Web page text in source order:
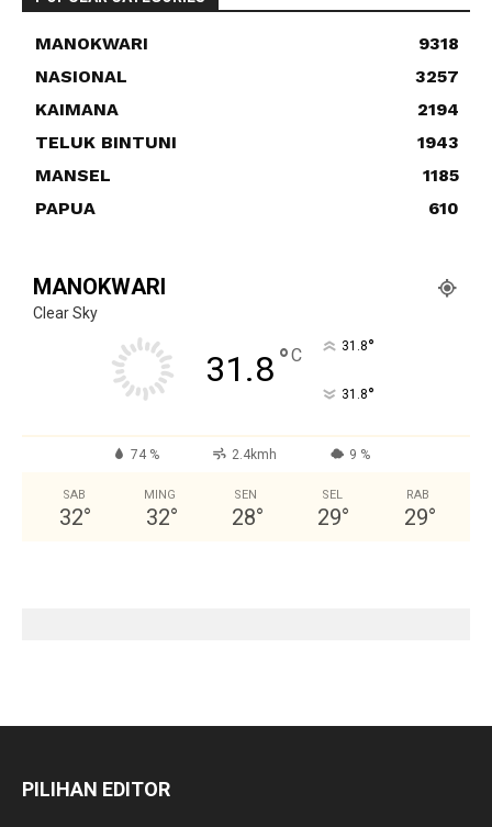
MANOKWARI
9318
NASIONAL
3257
KAIMANA
2194
TELUK BINTUNI
1943
MANSEL
1185
PAPUA
610
MANOKWARI
Clear Sky
31.8°C 31.8°
31.8°
74 % 2.4kmh 9 %
SAB
32°
MING
32°
SEN
28°
SEL
29°
RAB
29°
PILIHAN EDITOR